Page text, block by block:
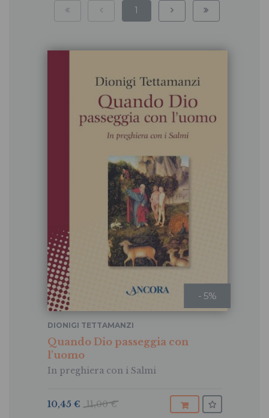
1
- 5%
Quando Dio passeggia con
l'uomo
In preghiera con i Salmi
DIONIGI TETTAMANZI
11,00 €
10,45 €